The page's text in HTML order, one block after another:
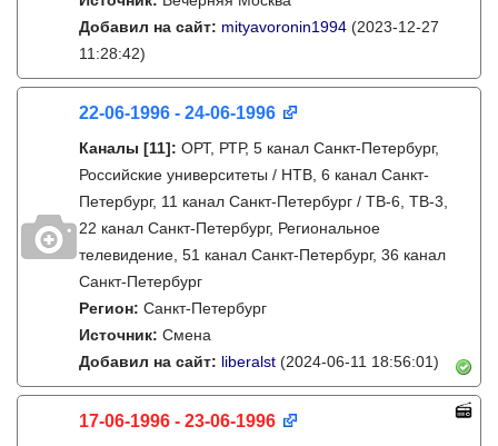
Добавил на сайт: mityavoronin1994 (2023-12-27
11:28:42)
22-06-1996 - 24-06-1996
Каналы [11]: ОРТ, РТР, 5 канал Санкт-Петербург,
Российские университеты / НТВ, 6 канал Санкт-
Петербург, 11 канал Санкт-Петербург / ТВ-6, ТВ-3,
22 канал Санкт-Петербург, Региональное
телевидение, 51 канал Санкт-Петербург, 36 канал
Санкт-Петербург
Регион: Санкт-Петербург
Источник: Смена
Добавил на сайт: liberalst (2024-06-11 18:56:01)
17-06-1996 - 23-06-1996